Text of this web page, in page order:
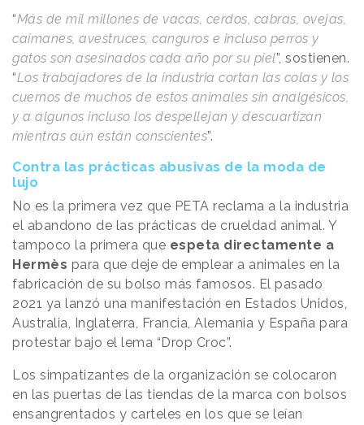
“Más de mil millones de vacas, cerdos, cabras, ovejas,
caimanes, avestruces, canguros e incluso perros y
gatos son asesinados cada año por su piel”, sostienen.
“Los trabajadores de la industria cortan las colas y los
cuernos de muchos de estos animales sin analgésicos,
y a algunos incluso los despellejan y descuartizan
mientras aún están conscientes”.
Contra las prácticas abusivas de la moda de
lujo
No es la primera vez que PETA reclama a la industria
el abandono de las prácticas de crueldad animal. Y
tampoco la primera que espeta directamente a
Hermès para que deje de emplear a animales en la
fabricación de su bolso más famosos. El pasado
2021 ya lanzó una manifestación en Estados Unidos,
Australia, Inglaterra, Francia, Alemania y España para
protestar bajo el lema “Drop Croc”.
Los simpatizantes de la organización se colocaron
en las puertas de las tiendas de la marca con bolsos
ensangrentados y carteles en los que se leían